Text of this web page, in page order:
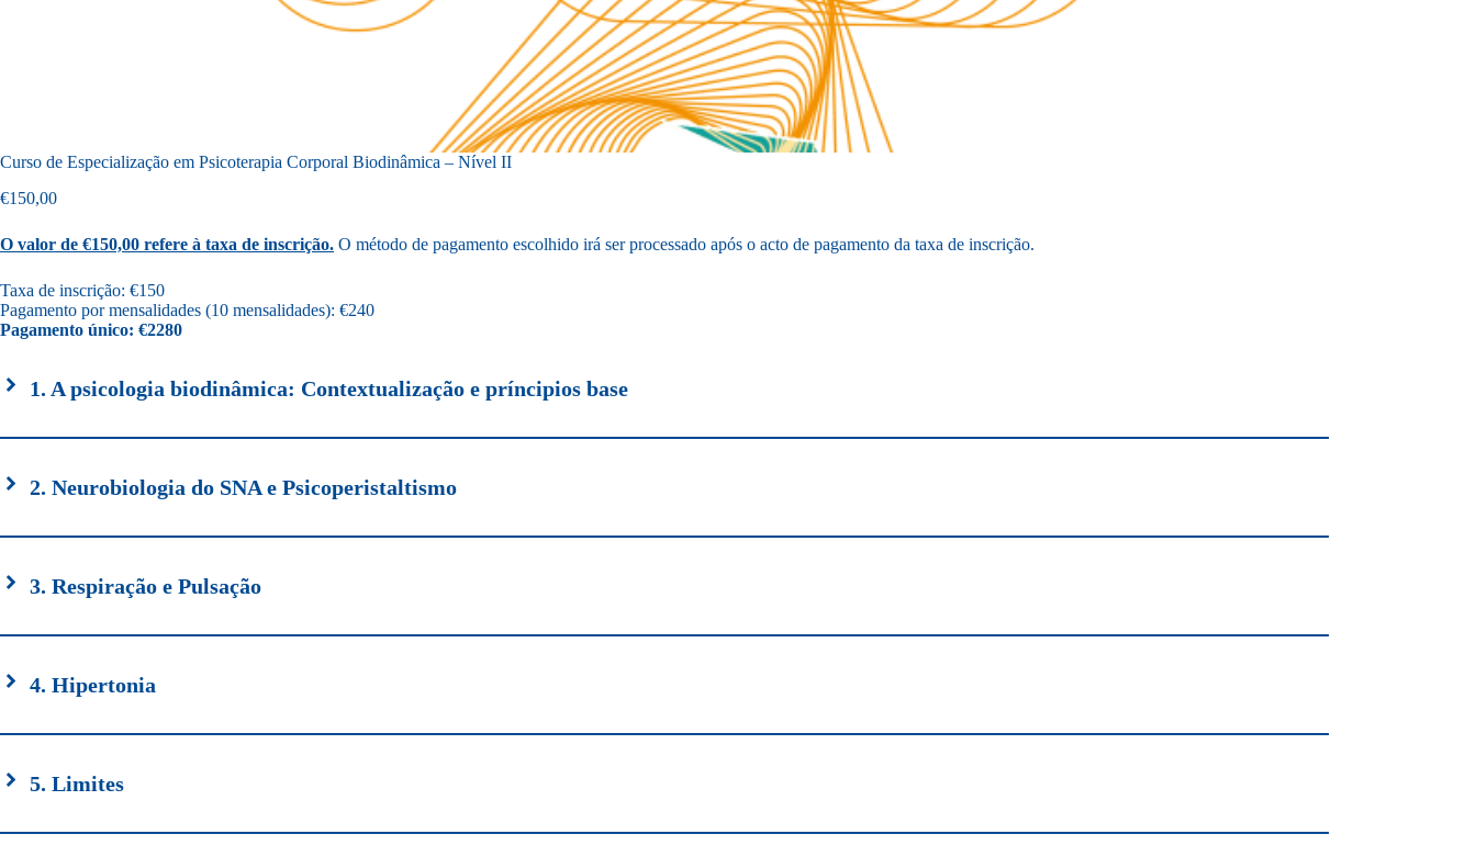
Curso de Especialização em Psicoterapia Corporal Biodinâmica – Nível II
€150,00
O valor de €150,00 refere à taxa de inscrição. O método de pagamento escolhido irá ser processado após o acto de pagamento da taxa de inscrição.
Taxa de inscrição: €150
Pagamento por mensalidades (10 mensalidades): €240
Pagamento único: €2280
1. A psicologia biodinâmica: Contextualização e príncipios base
2. Neurobiologia do SNA e Psicoperistaltismo
3. Respiração e Pulsação
4. Hipertonia
5. Limites